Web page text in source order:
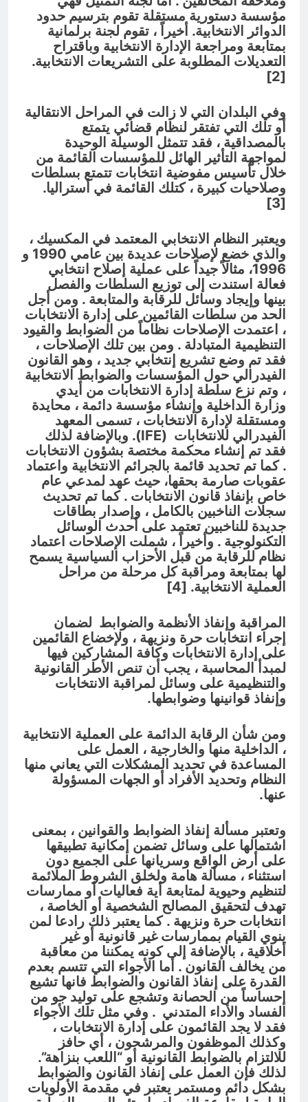
مؤسسة دستورية مستقلة تقوم بترسيم حدود
الدوائر الانتخابية. أخيراً ، تقوم لجنة برلمانية
بمتابعة ومراجعة الإدارة الانتخابية وباقتراح
التعديلات المطلوبة على التشريعات الانتخابية.
[2]
وفي البلدان التي لا زالت في المراحل الانتقالية
أو تلك التي تفتقر لنظام قضائي يتمتع
بالمصداقية ، فقد تتمثل الوسيلة الوحيدة
لمواجهة التأثير الهائل للمؤسسات القائمة من
خلال تأسيس مفوضية انتخابات تتمتع بسلطات
وصلاحيات كبيرة ، كتلك القائمة في أستراليا.
[3]
ويعتبر النظام الانتخابي المعتمد في المكسيك ،
والذي خضع لإصلاحات عديدة بين عامي 1990 و
1996، مثالاً جيداً على عملية إصلاح انتخابي
فعالة استندت إلى توزيع السلطات والفصل
بينها وإيجاد وسائل للرقابة والمتابعة . ومن أجل
الحد من سلطات القائمين على إدارة الانتخابات
، اعتمدت الإصلاحات نظاماً من الضوابط والقيود
التنظيمية المتبادلة . ومن بين تلك الإصلاحات ،
فقد تم وضع تشريع إنتخابي جديد ، وهو القانون
الفيدرالي حول المؤسسات والضوابط الانتخابية
، وتم نزع سلطة إدارة الانتخابات من أيدي
وزارة الداخلية وإنشاء مؤسسة دائمة ، محايدة
ومستقلة لإدارة الانتخابات ، تسمى المعهد
الفيدرالي للانتخابات (IFE). وبالإضافة لذلك
فقد تم إنشاء محكمة مختصة بشؤون الانتخابات
. كما تم تحديد قائمة بالجرائم الانتخابية واعتماد
عقوبات صارمة بحقها، حيث عهد لمدعي عام
خاص بإنفاذ قانون الانتخابات . كما تم تحديث
سجلات الناخبين بالكامل ، وإصدار بطاقات
جديدة للناخبين تعتمد على أحدث الوسائل
التكنولوجية . وأخيراً ، شملت الإصلاحات اعتماد
نظام للرقابة من قبل الأحزاب السياسية يسمح
لها بمتابعة ومراقبة كل مرحلة من مراحل
العملية الانتخابية. [4]
المراقبة وإنفاذ الأنظمة والضوابط لضمان
إجراء انتخابات حرة ونزيهة ، ولإخضاع القائمين
على إدارة الانتخابات وكافة المشاركين فيها
لمبدأ المحاسبة ، يجب أن تنص الأطر القانونية
والتنظيمية على وسائل لمراقبة الانتخابات
وإنفاذ قوانينها وضوابطها.
ومن شأن الرقابة الدائمة على العملية الانتخابية
، الداخلية منها والخارجية ، العمل على
المساعدة في تحديد المشكلات التي يعاني منها
النظام وتحديد الأفراد أو الجهات المسؤولة
عنها.
وتعتبر مسألة إنفاذ الضوابط والقوانين ، بمعنى
اشتمالها على وسائل تضمن إمكانية تطبيقها
على أرض الواقع وسريانها على الجميع دون
استثناء ، مسألة هامة ولخلق الشروط الملائمة
لتنظيم وحيوية لمتابعة أية فعاليات أو ممارسات
تهدف لتحقيق المصالح الشخصية أو الخاصة ،
انتخابات حرة ونزيهة . كما يعتبر ذلك رادعا لمن
ينوي القيام بممارسات غير قانونية أو غير
أخلاقية ، بالإضافة إلى كونه يمكننا من معاقبة
من يخالف القانون . أما الأجواء التي تتسم بعدم
القدرة على إنفاذ القانون والضوابط فانها تشيع
إحساساً من الحصانة وتشجع على توليد جو من
الفساد والأداء المتدني . وفي مثل تلك الأجواء
فقد لا يجد القائمون على إدارة الانتخابات ،
وكذلك الموظفون والمرشحون ، أي حافز
للالتزام بالضوابط القانونية أو “اللعب بنزاهة”.
لذلك فإن العمل على إنفاذ القانون والضوابط
بشكل دائم ومستمر يعتبر في مقدمة الأولويات